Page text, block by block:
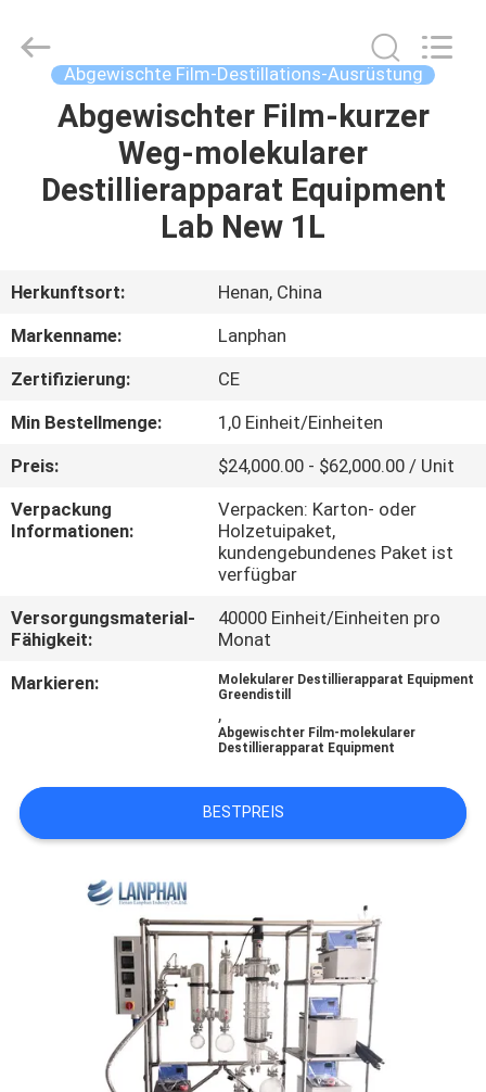
HAUS
PRODUKTE
ÜBER
FABRIK-
AUSFLUG
QUALITÄTSKONTROLLE
TRETEN
SIE
MIT
VERBINDUNG
SIE EIN
SITEMAP
DATENSCHUTZRICHTLINIE
Co.,Ltd.
Abgewischte Film-Destillations-Ausrüstung
Abgewischter Film-kurzer
Weg-molekularer
Destillierapparat Equipment
Lab New 1L
Herkunftsort:
Henan, China
Markenname:
Lanphan
Zertifizierung:
CE
Min Bestellmenge:
1,0 Einheit/Einheiten
Preis:
$24,000.00 - $62,000.00 / Unit
Verpackung
Informationen:
Verpacken: Karton- oder
Holzetuipaket,
kundengebundenes Paket ist
verfügbar
Versorgungsmaterial-
Fähigkeit:
40000 Einheit/Einheiten pro
Monat
Markieren:
Molekularer Destillierapparat Equipment
Greendistill
,
Abgewischter Film-molekularer
Destillierapparat Equipment
BESTPREIS